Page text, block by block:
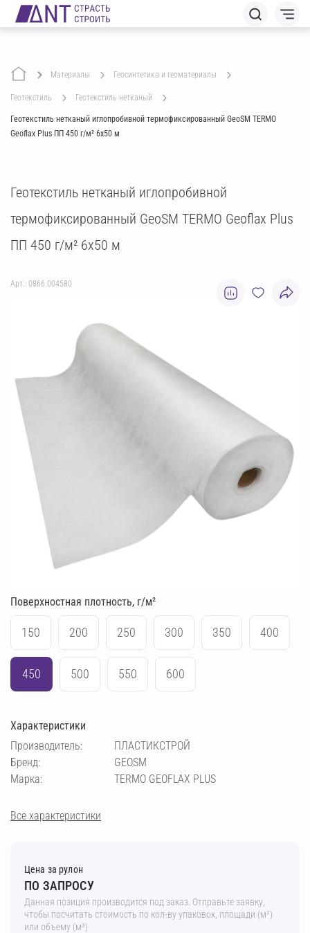
Материалы геосинтетика и геоматериалы
геотекстиль геотекстиль нетканый
Геотекстиль нетканый иглопробивной термофиксированный GeoSM TERMO
Geoflax Plus ПП 450 г/м² 6х50 м
Геотекстиль нетканый иглопробивной
термофиксированный GeoSM TERMO Geoflax Plus
ПП 450 г/м² 6х50 м
Арт.: 0866.004580
Поверхностная плотность, г/м²
150 200 250 300 350 400
450 500 550 600
Характеристики
Производитель:
ПЛАСТИКСТРОЙ
Бренд:
GEOSM
Марка:
TERMO GEOFLAX PLUS
Все характеристики
Цена за рулон
ПО ЗАПРОСУ
Данная позиция производится под заказ. Отправьте заявку,
чтобы посчитать стоимость по кол-ву упаковок, площади (м²)
или объему (м³)